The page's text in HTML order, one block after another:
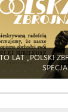
LAT „POLSKI